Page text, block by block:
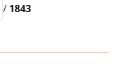
/ 1843